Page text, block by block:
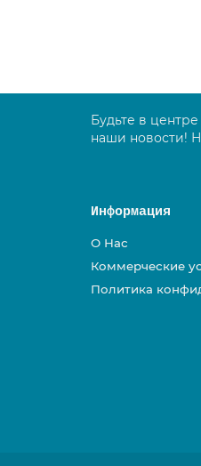
Будьте в
наши новости!
Информация
О Нас
Коммерческие
Политика